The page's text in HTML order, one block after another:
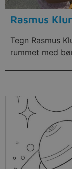
Rasmus
Tegn Rasmus
rummet med